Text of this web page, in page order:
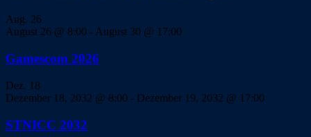
Aug. 26
August 26 @ 8:00 -August 30 @ 17:00
Gamescom 2026
Dez. 18
Dezember 18, 2032 @ 8:00 - Dezember 19, 2032 @ 17:00
STNICC 2032